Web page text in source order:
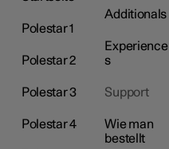
Polestar 1
Polestar 2
Polestar 3
Polestar 4
Additionals
Experience
s
Support
Wie man
bestellt